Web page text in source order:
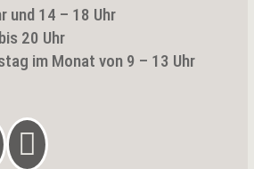
und 14 – 18 Uhr
20 Uhr
im Monat von 9 – 13 Uhr
